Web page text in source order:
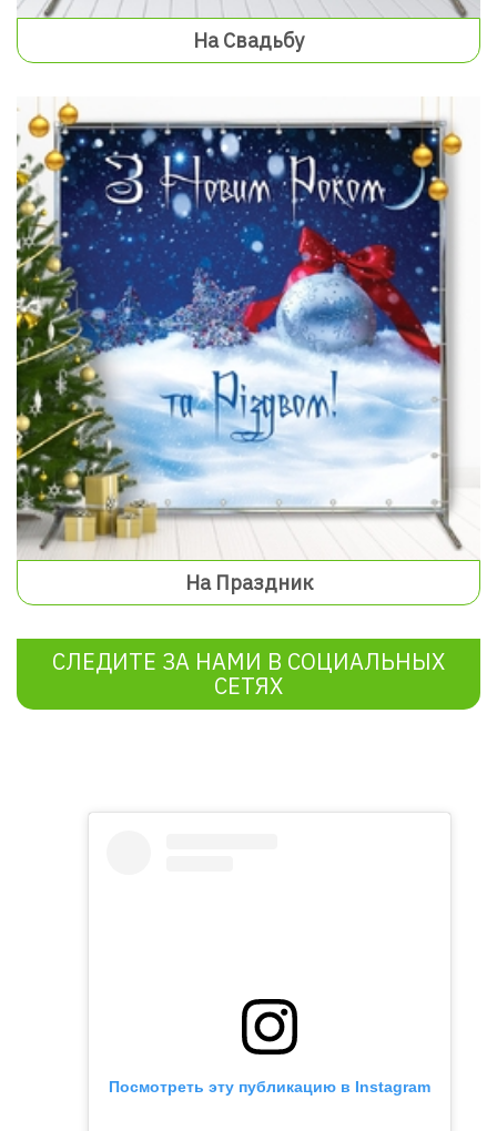
На Свадьбу
На Праздник
СЛЕДИТЕ ЗА НАМИ В СОЦИАЛЬНЫХ
СЕТЯХ
Посмотреть эту публикацию в Instagram